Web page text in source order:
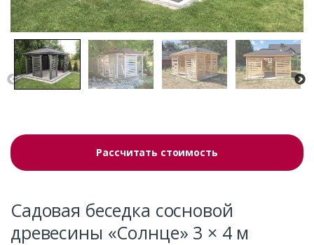
Рассчитать стоимость
Садовая беседка сосновой
древесины «Солнце» 3 × 4 м